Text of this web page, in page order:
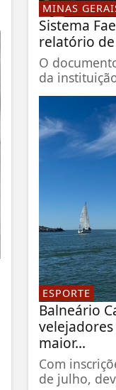
MINAS
Sistema
relatório
O
da
ESPORTE
Balneário
maior...
Com
de julho,